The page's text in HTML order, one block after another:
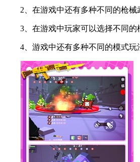
2、在游戏中还有多种不同的枪械
3、在游戏中玩家可以选择不同的
4、游戏中还有多种不同的模式玩